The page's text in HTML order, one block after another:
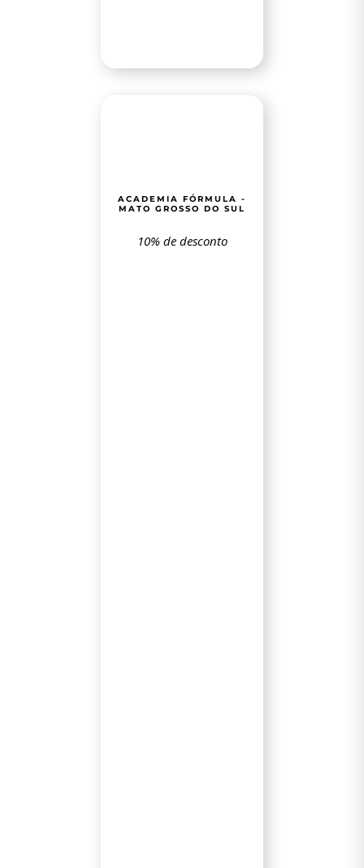
ACADEMIA FÓRMULA -
MATO GROSSO DO SUL
10% de desconto